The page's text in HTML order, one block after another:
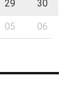
29 30
05 06